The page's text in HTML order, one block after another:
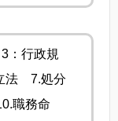
：行政規
法 7.処分
職務命